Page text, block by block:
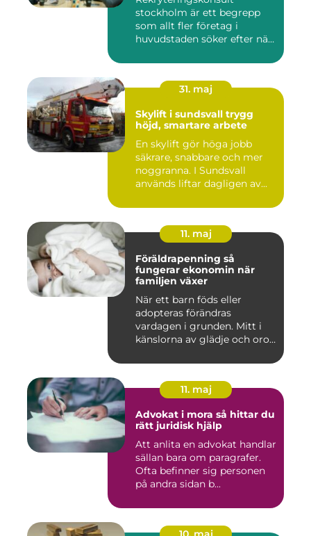
stockholm är ett begrepp
som allt fler företag i
huvudstaden söker efter när
31. maj
Skylift i sundsvall trygg
höjd, smartare arbete
En skylift gör höga jobb
säkrare, snabbare och mer
noggranna. I Sundsvall
används liftar dagligen av...
11. maj
Föräldrapenning så
fungerar ekonomin när
familjen växer
När ett barn föds eller
adopteras förändras
vardagen i grunden. Mitt i
känslorna av glädje och oro
11. maj
Advokat i mora så hittar du
rätt juridisk hjälp
Att anlita en advokat handlar
sällan bara om paragrafer.
Ofta befinner sig personen
på andra sidan b...